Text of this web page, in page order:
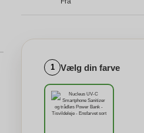
1 Vælg din farve